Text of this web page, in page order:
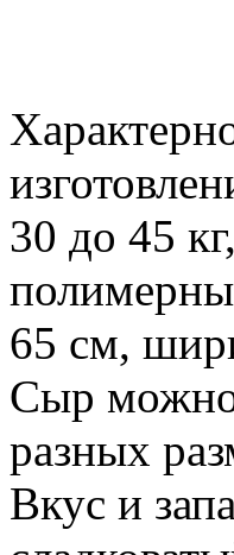
30 до 45
65 см,
Сыр можно
разных
Вкус и